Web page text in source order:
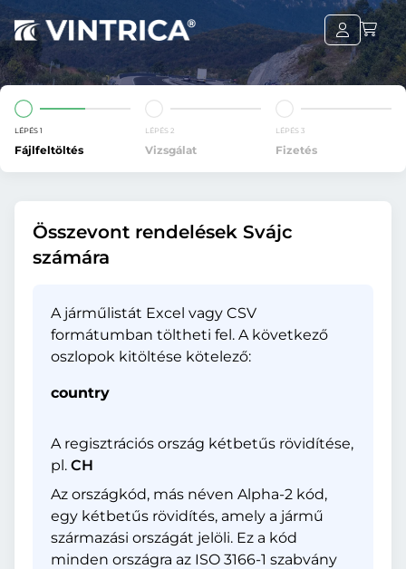
LÉPÉS 1
Fájlfeltöltés
LÉPÉS 2
Vizsgálat
LÉPÉS 3
Fizetés
Összevont rendelések Svájc
számára
A járműlistát Excel vagy CSV
formátumban töltheti fel. A következő
oszlopok kitöltése kötelező:
country
A regisztrációs ország kétbetűs rövidítése,
pl. CH
Az országkód, más néven Alpha-2 kód,
egy kétbetűs rövidítés, amely a jármű
származási országát jelöli. Ez a kód
minden országra az ISO 3166-1 szabvány